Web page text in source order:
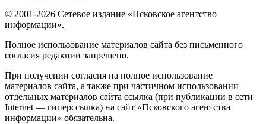
© 2001-2026 Сетевое издание «Псковское агентство
информации».
Полное использование материалов сайта без письменного
согласия редакции запрещено.
При получении согласия на полное использование
материалов сайта, а также при частичном использовании
отдельных материалов сайта ссылка (при публикации в сети
Internet — гиперссылка) на сайт «Псковского агентства
информации» обязательна.